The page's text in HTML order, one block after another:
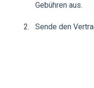
Gebühren aus.
Sende den